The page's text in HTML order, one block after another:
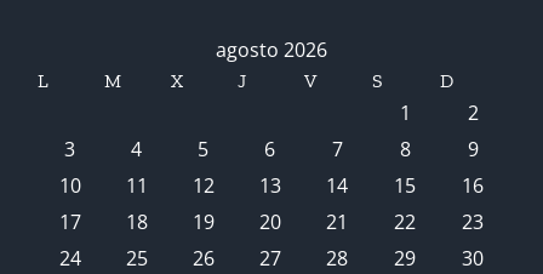
agosto 2026
L M X J V S D
1
2
3
4 5 6 7 8
9
10
11 12 13 14 15
16
17
18 19 20 21 22
23
24
25 26 27 28 29
30